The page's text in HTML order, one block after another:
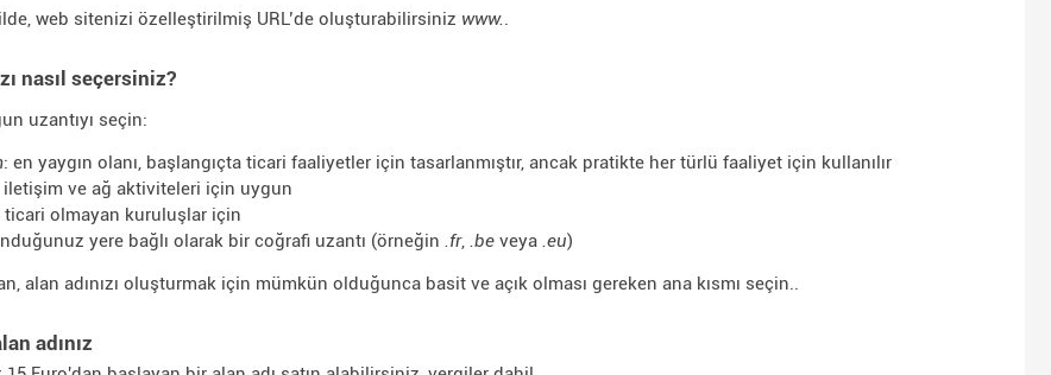
web sitenizi özelleştirilmiş URL’de oluşturabilirsiniz www..
nasıl seçersiniz?
uzantıyı seçin:
: en yaygın olanı, başlangıçta ticari faaliyetler için tasarlanmıştır, ancak pratikte her türlü faaliyet için kullanılır
iletişim ve ağ aktiviteleri için uygun
ticari olmayan kuruluşlar için
yere bağlı olarak bir coğrafi uzantı (örneğin .fr, .be veya .eu)
alan adınızı oluşturmak için mümkün olduğunca basit ve açık olması gereken ana kısmı seçin..
adınız